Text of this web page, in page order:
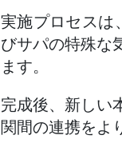
実施プロセスは
びサパの特殊な
ます。
完成後、新しい
関間の連携をよ